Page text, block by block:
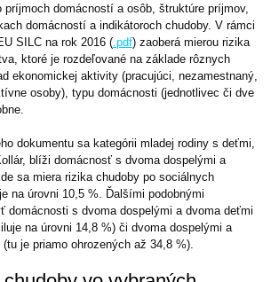
príjmoch domácností a osôb, štruktúre príjmov,
domácností a indikátoroch chudoby. V rámci
SILC na rok 2016 ( .pdf) zaoberá mierou rizika
ktoré je rozdeľované na základe rôznych
ekonomickej aktivity (pracujúci, nezamestnaný,
osoby), typu domácnosti (jednotlivec či dve
dokumentu sa kategórii mladej rodiny s deťmi,
blíži domácnosť s dvoma dospelými a
sa miera rizika chudoby po sociálnych
na úrovni 10,5 %. Ďalšími podobnými
domácnosti s dvoma dospelými a dvoma deťmi
na úrovni 14,8 %) či dvoma dospelými a
je priamo ohrozených až 34,8 %).